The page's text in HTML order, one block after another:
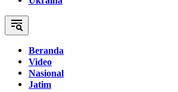
Beranda
Video
Nasional
Jatim